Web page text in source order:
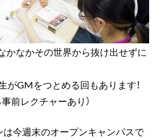
かなかその世界から抜け出せずに
がGMをつとめる回もあります！
前レクチャーあり）
は今週末のオープンキャンパスで